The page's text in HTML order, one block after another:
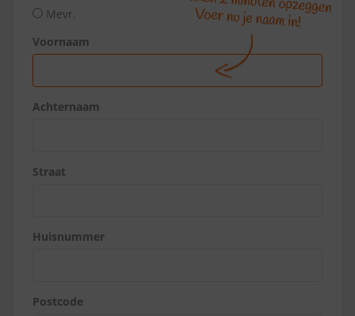
Mevr.
Voornaam
Achternaam
Straat
Huisnummer
Postcode